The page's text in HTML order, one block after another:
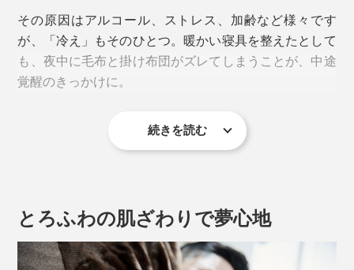
その原因はアルコール、ストレス、加齢など様々です
が、「冷え」もそのひとつ。暖かい寝具を整えたとして
も、夜中に毛布と掛け布団がズレてしまうことが、中途
覚醒のきっかけに。
続きを読む
とろふわの肌ざわりで夢心地